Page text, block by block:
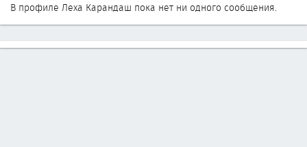
В профиле Леха Карандаш пока нет ни одного сообщения.